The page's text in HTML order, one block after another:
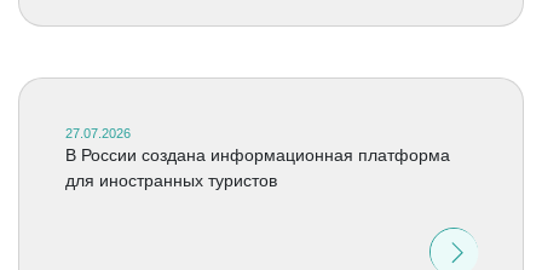
27.07.2026
В России создана информационная платформа
для иностранных туристов